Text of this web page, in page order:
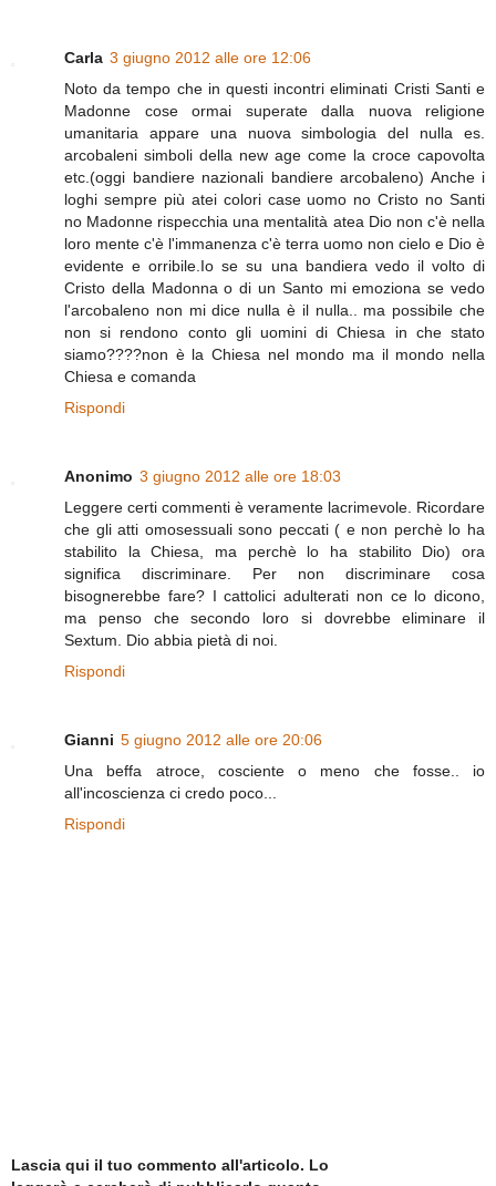
Carla 3 giugno 2012 alle ore 12:06
Noto da tempo che in questi incontri eliminati Cristi Santi e
Madonne cose ormai superate dalla nuova religione
umanitaria appare una nuova simbologia del nulla es.
arcobaleni simboli della new age come la croce capovolta
etc.(oggi bandiere nazionali bandiere arcobaleno) Anche i
loghi sempre più atei colori case uomo no Cristo no Santi
no Madonne rispecchia una mentalità atea Dio non c'è nella
loro mente c'è l'immanenza c'è terra uomo non cielo e Dio è
evidente e orribile.Io se su una bandiera vedo il volto di
Cristo della Madonna o di un Santo mi emoziona se vedo
l'arcobaleno non mi dice nulla è il nulla.. ma possibile che
non si rendono conto gli uomini di Chiesa in che stato
siamo????non è la Chiesa nel mondo ma il mondo nella
Chiesa e comanda
Rispondi
Anonimo 3 giugno 2012 alle ore 18:03
Leggere certi commenti è veramente lacrimevole. Ricordare
che gli atti omosessuali sono peccati ( e non perchè lo ha
stabilito la Chiesa, ma perchè lo ha stabilito Dio) ora
significa discriminare. Per non discriminare cosa
bisognerebbe fare? I cattolici adulterati non ce lo dicono,
ma penso che secondo loro si dovrebbe eliminare il
Sextum. Dio abbia pietà di noi.
Rispondi
Gianni 5 giugno 2012 alle ore 20:06
Una beffa atroce, cosciente o meno che fosse.. io
all'incoscienza ci credo poco...
Rispondi
Lascia qui il tuo commento all'articolo. Lo